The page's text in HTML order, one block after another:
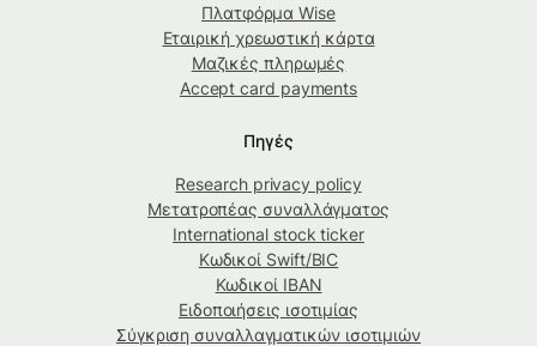
Πλατφόρμα Wise
Εταιρική χρεωστική κάρτα
Μαζικές πληρωμές
Accept card payments
Πηγές
Research privacy policy
Μετατροπέας συναλλάγματος
International stock ticker
Κωδικοί Swift/BIC
Κωδικοί IBAN
Ειδοποιήσεις ισοτιμίας
Σύγκριση συναλλαγματικών ισοτιμιών